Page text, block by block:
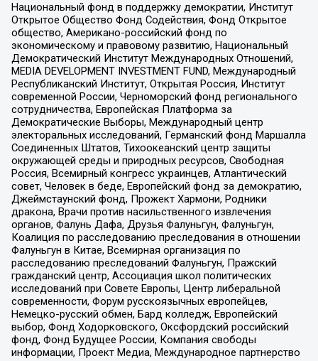
Национальный фонд в поддержку демократии, Институт
Открытое Общество Фонд Содействия, Фонд Открытое
общество, Американо-российский фонд по
экономическому и правовому развитию, Национальный
Демократический Институт Международных Отношений,
MEDIA DEVELOPMENT INVESTMENT FUND, Международный
Республиканский Институт, Открытая Россия, Институт
современной России, Черноморский фонд регионального
сотрудничества, Европейская Платформа за
Демократические Выборы, Международный центр
электоральных исследований, Германский фонд Маршалла
Соединенных Штатов, Тихоокеанский центр защиты
окружающей среды и природных ресурсов, Свободная
Россия, Всемирный конгресс украинцев, Атлантический
совет, Человек в беде, Европейский фонд за демократию,
Джеймстаунский фонд, Прожект Хармони, Родники
дракона, Врачи против насильственного извлечения
органов, Фалунь Дафа, Друзья Фалуньгун, Фалуньгун,
Коалиция по расследованию преследования в отношении
Фалуньгун в Китае, Всемирная организация по
расследованию преследований Фалуньгун, Пражский
гражданский центр, Ассоциация школ политических
исследований при Совете Европы, Центр либеральной
современности, Форум русскоязычных европейцев,
Немецко-русский обмен, Бард колледж, Европейский
выбор, Фонд Ходорковского, Оксфордский российский
фонд, Фонд Будущее России, Компания свободы
информации, Проект Медиа, Международное партнерство